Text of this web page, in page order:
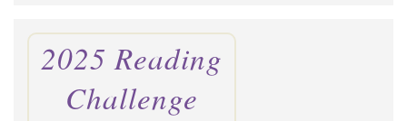
2025 Reading
Challenge